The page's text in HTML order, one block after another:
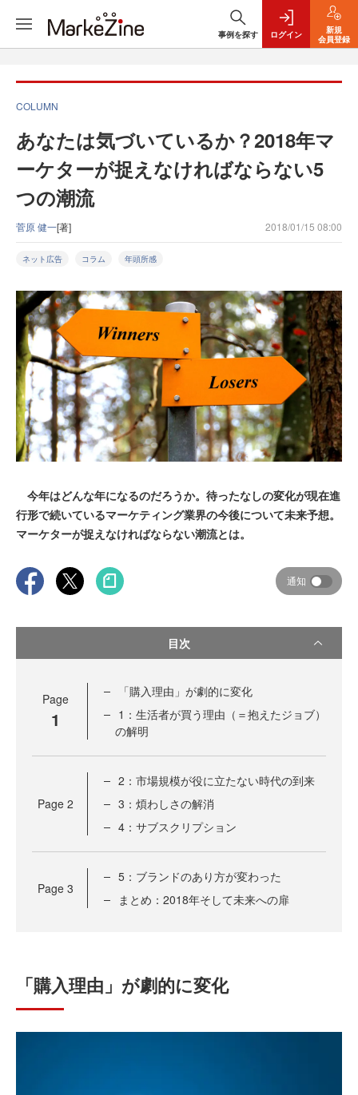
事例を探す ログイン
新規
会員登録
COLUMN
あなたは気づいているか？2018年マ
ーケターが捉えなければならない5
つの潮流
菅原 健一[著] 2018/01/15 08:00
ネット広告 コラム 年頭所感
今年はどんな年になるのだろうか。待ったなしの変化が現在進
行形で続いているマーケティング業界の今後について未来予想。
マーケターが捉えなければならない潮流とは。
通知
目次
Page
1
「購入理由」が劇的に変化
1：生活者が買う理由（＝抱えたジョブ）
の解明
Page 2
2：市場規模が役に立たない時代の到来
3：煩わしさの解消
4：サブスクリプション
Page 3
5：ブランドのあり方が変わった
まとめ：2018年そして未来への扉
「購入理由」が劇的に変化